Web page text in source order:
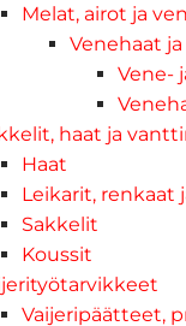
Melat, airot ja
Venehaat
Vene-
haat ja
Haat
Leikarit, renkaat
Sakkelit
Koussit
Vaijeripäätteet,